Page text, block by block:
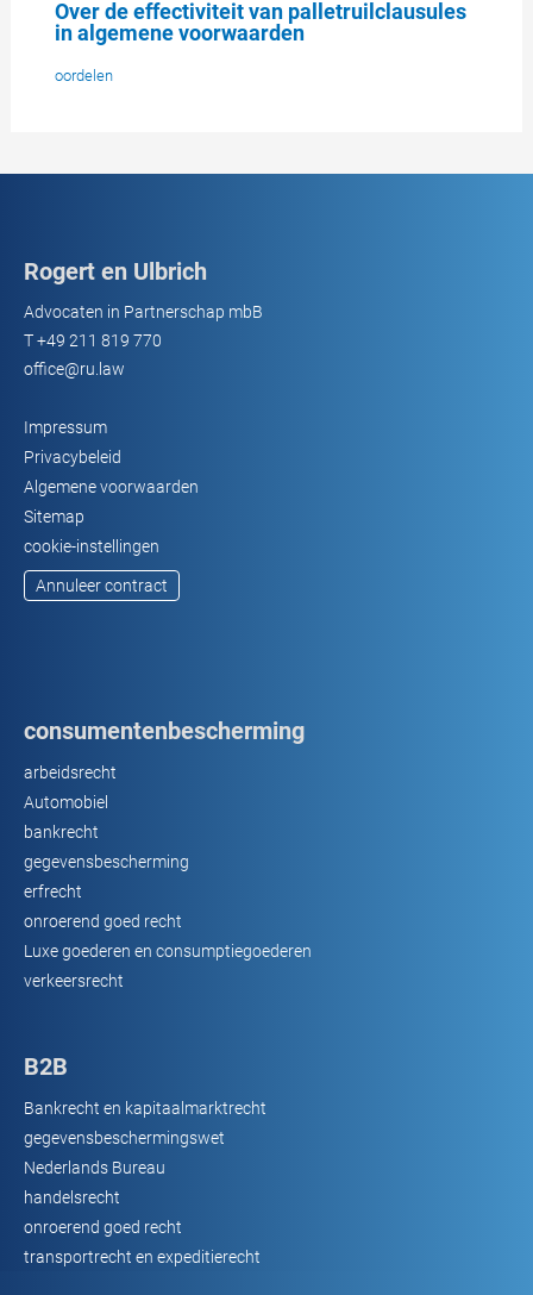
Over de effectiviteit van palletruilclausules
in algemene voorwaarden
oordelen
Rogert en Ulbrich
Advocaten in Partnerschap mbB
T+49 211 819 770
office@ru.law
Impressum
Privacybeleid
Algemene voorwaarden
Sitemap
cookie-instellingen
Annuleer contract
consumentenbescherming
arbeidsrecht
Automobiel
bankrecht
gegevensbescherming
erfrecht
onroerend goed recht
Luxe goederen en consumptiegoederen
verkeersrecht
B2B
Bankrecht en kapitaalmarktrecht
gegevensbeschermingswet
Nederlands Bureau
handelsrecht
onroerend goed recht
transportrecht en expeditierecht